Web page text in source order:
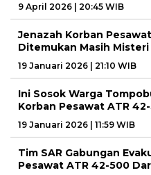
9 April 2026 | 20:45 WIB
Jenazah Korban
Ditemukan Masih Misteri
19 Januari 2026 | 21:10 WIB
Ini Sosok Warga
Korban Pesawat ATR
19 Januari 2026 | 11:59 WIB
Tim SAR Gabungan
Pesawat ATR 42-500